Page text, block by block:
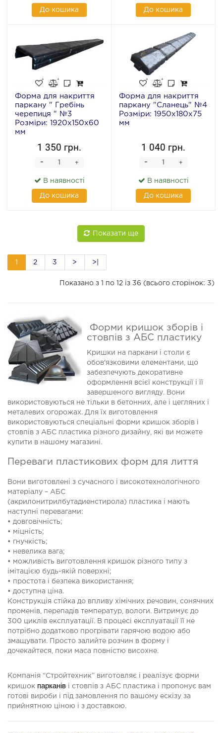
До кошика До кошика
Форма для накриття
паркану " Гребінь
черепиця " №3
Розміри: 1920x150x60
мм
1 350 грн.
+
-
В наявності
До кошика
Форма для накриття
паркану "Сланець" №4
Розміри: 1950х180х75
мм
1 040 грн.
+
-
В наявності
До кошика
Показати ще
2 3 > >|
Показано з 1 по 12 із 36 (всього сторінок: 3)
Форми кришок зборів і
стовпів з АБС пластику
Кришки на паркани і столи є
обов'язковими елементами, що
забезпечують декоративне
оформлення всієї конструкції і її
завершеного вигляду. Вони
використовуються не тільки в бетонних, але і цегляних і
металевих огорожах. Для їх виготовлення
використовуються спеціальні форми кришок зборів і
стовпів з АБС пластика різного дизайну, які ви можете
купити в нашому магазині.
Переваги пластикових форм для лиття
Вони виготовлені з сучасного і високотехнологічного
матеріалу – АБС
(акрилонитрилбутадиенстирола) пластика і мають
наступні перевагами:
• довговічність;
• міцність;
• гнучкість;
• невелика вага;
• можливість виготовлення кришок різного типу з
імітацією будь-якій поверхні;
• простота і безпека використання;
• доступна ціна.
Конструкція стійка до впливу хімічних речовин, сонячних
променів, перепадів температур, вологи. Витримує до
300 циклів експлуатації. В процесі експлуатації її не
потрібно додатково прогрівати гарячою водою або
змащувати. Просто залийте розчин в форму і
дочекайтеся, поки маса повністю висохне.
Компанія “Стройтехник” виготовляє і реалізує форми
кришок парканів і стовпів з АБС пластика і пропонує вам
готові вироби і під замовлення по вашому ескізу за
прийнятною ціною і з доставкою.